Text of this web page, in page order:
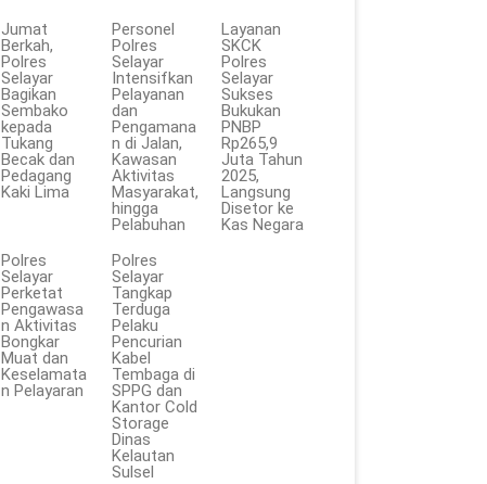
Jumat
Berkah,
Polres
Selayar
Bagikan
Sembako
kepada
Tukang
Becak dan
Pedagang
Kaki Lima
Personel
Polres
Selayar
Intensifkan
Pelayanan
dan
Pengamana
n di Jalan,
Kawasan
Aktivitas
Masyarakat,
hingga
Pelabuhan
Layanan
SKCK
Polres
Selayar
Sukses
Bukukan
PNBP
Rp265,9
Juta Tahun
2025,
Langsung
Disetor ke
Kas Negara
Polres
Selayar
Perketat
Pengawasa
n Aktivitas
Bongkar
Muat dan
Keselamata
n Pelayaran
Polres
Selayar
Tangkap
Terduga
Pelaku
Pencurian
Kabel
Tembaga di
SPPG dan
Kantor Cold
Storage
Dinas
Kelautan
Sulsel